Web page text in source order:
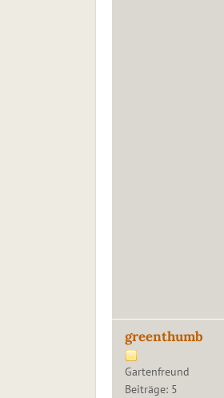
greenthumb
Gartenfreund
Beiträge: 5